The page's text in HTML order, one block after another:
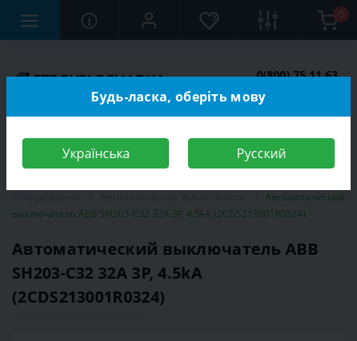
0
0(800) 75 11 63
Автоматический
выключатель ABB SH203-C32 32A 3P, 4.5kA (2CDS213001R0324)
Автоматический выключатель ABB
SH203-C32 32A 3P, 4.5kA
(2CDS213001R0324)
Будь-ласка, оберіть мову
Українська Русский